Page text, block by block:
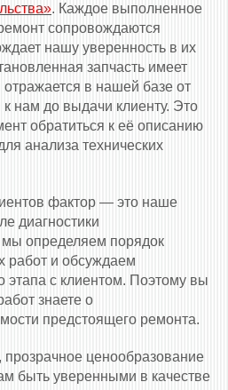
. Каждое выполненное
сопровождаются
нашу уверенность в их
запчасть имеет
в нашей базе от
нам до выдачи клиенту. Это
обратиться к её описанию
анализа технических
фактор — это наше
диагностики
определяем порядок
работ и обсуждаем
этапа с клиентом. Поэтому вы
знаете о
предстоящего ремонта.
ценообразование
быть уверенными в качестве